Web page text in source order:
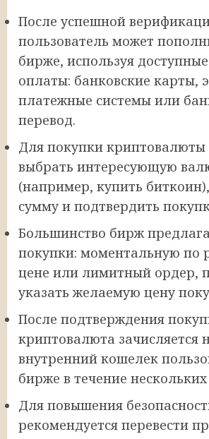
После успешной
пользователь может
бирже, используя
оплаты: банковские карты,
платежные системы или
перевод.
Для покупки
выбрать интересующую
(например, купить
сумму и подтвердить
Большинство бирж
покупки: моментальную по
цене или лимитный ордер,
указать желаемую цену
После подтверждения
криптовалюта зачисляется
внутренний кошелек
бирже в течение
Для повышения
рекомендуется перевести